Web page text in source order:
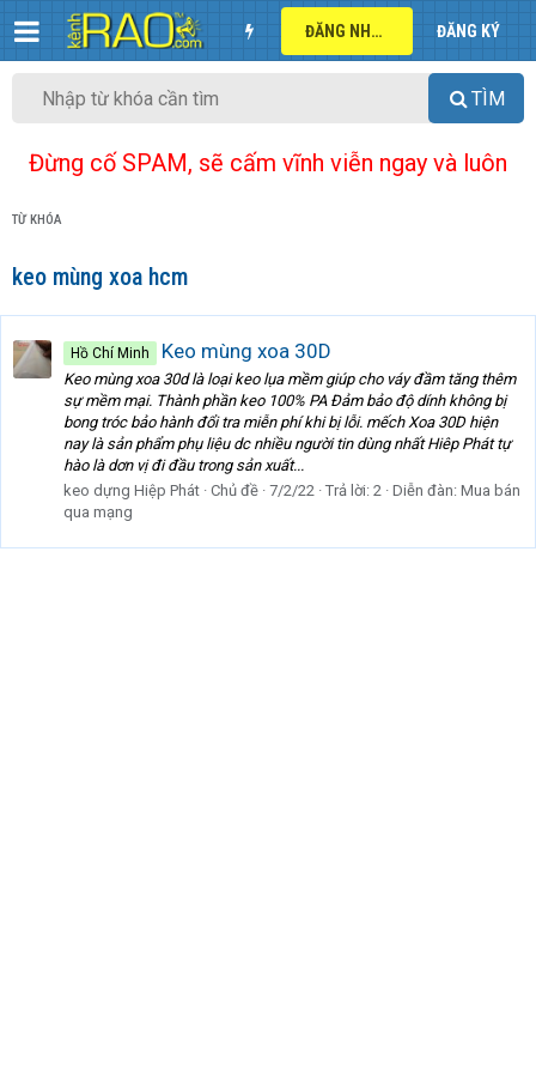
ĐĂNG NHẬP ĐĂNG KÝ
TÌM
Đừng cố SPAM, sẽ cấm vĩnh viễn ngay và luôn
TỪ KHÓA
keo mùng xoa hcm
Hồ Chí Minh Keo mùng xoa 30D
Keo mùng xoa 30d là loại keo lụa mềm giúp cho váy đầm tăng thêm
sự mềm mại. Thành phần keo 100% PA Đảm bảo độ dính không bị
bong tróc bảo hành đổi tra miễn phí khi bị lỗi. mếch Xoa 30D hiện
nay là sản phẩm phụ liệu dc nhiều người tin dùng nhất Hiêp Phát tự
hào là dơn vị đi đầu trong sản xuất...
keo dựng Hiệp Phát Chủ đề 7/2/22 Trả lời: 2 Diễn đàn: Mua bán
qua mạng